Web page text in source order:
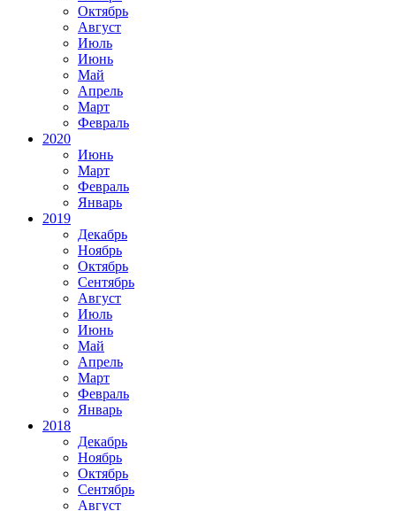
Октябрь
Август
Июль
Июнь
Май
Апрель
Март
Февраль
2020
Июнь
Март
Февраль
Январь
2019
Декабрь
Ноябрь
Октябрь
Сентябрь
Август
Июль
Июнь
Май
Апрель
Март
Февраль
Январь
2018
Декабрь
Ноябрь
Октябрь
Сентябрь
Август